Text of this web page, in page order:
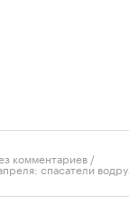
комментариев /
спасатели